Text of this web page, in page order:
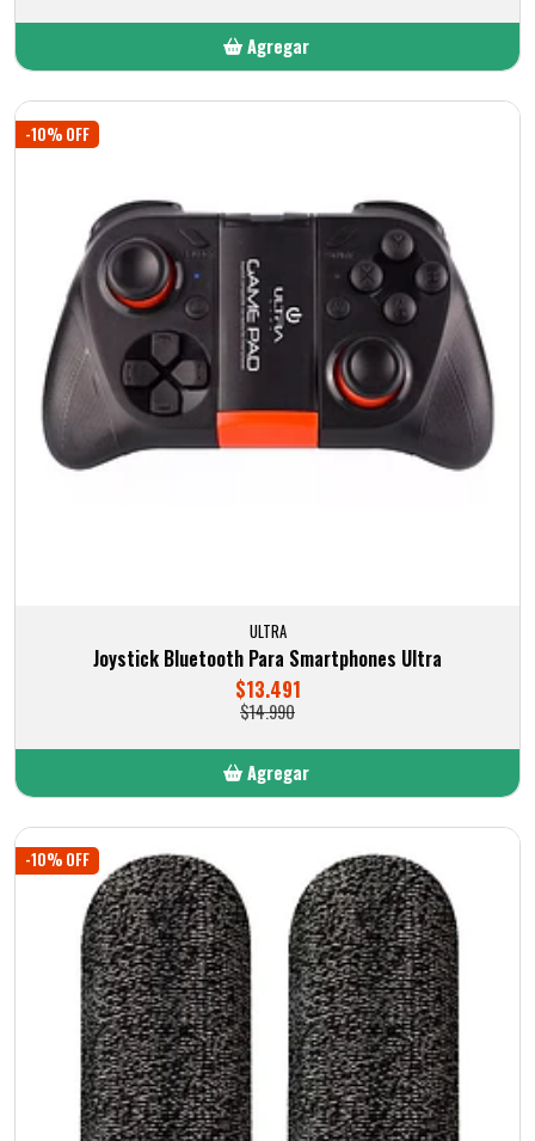
Agregar
-10% OFF
ULTRA
Joystick Bluetooth Para Smartphones Ultra
$13.491
$14.990
Agregar
-10% OFF